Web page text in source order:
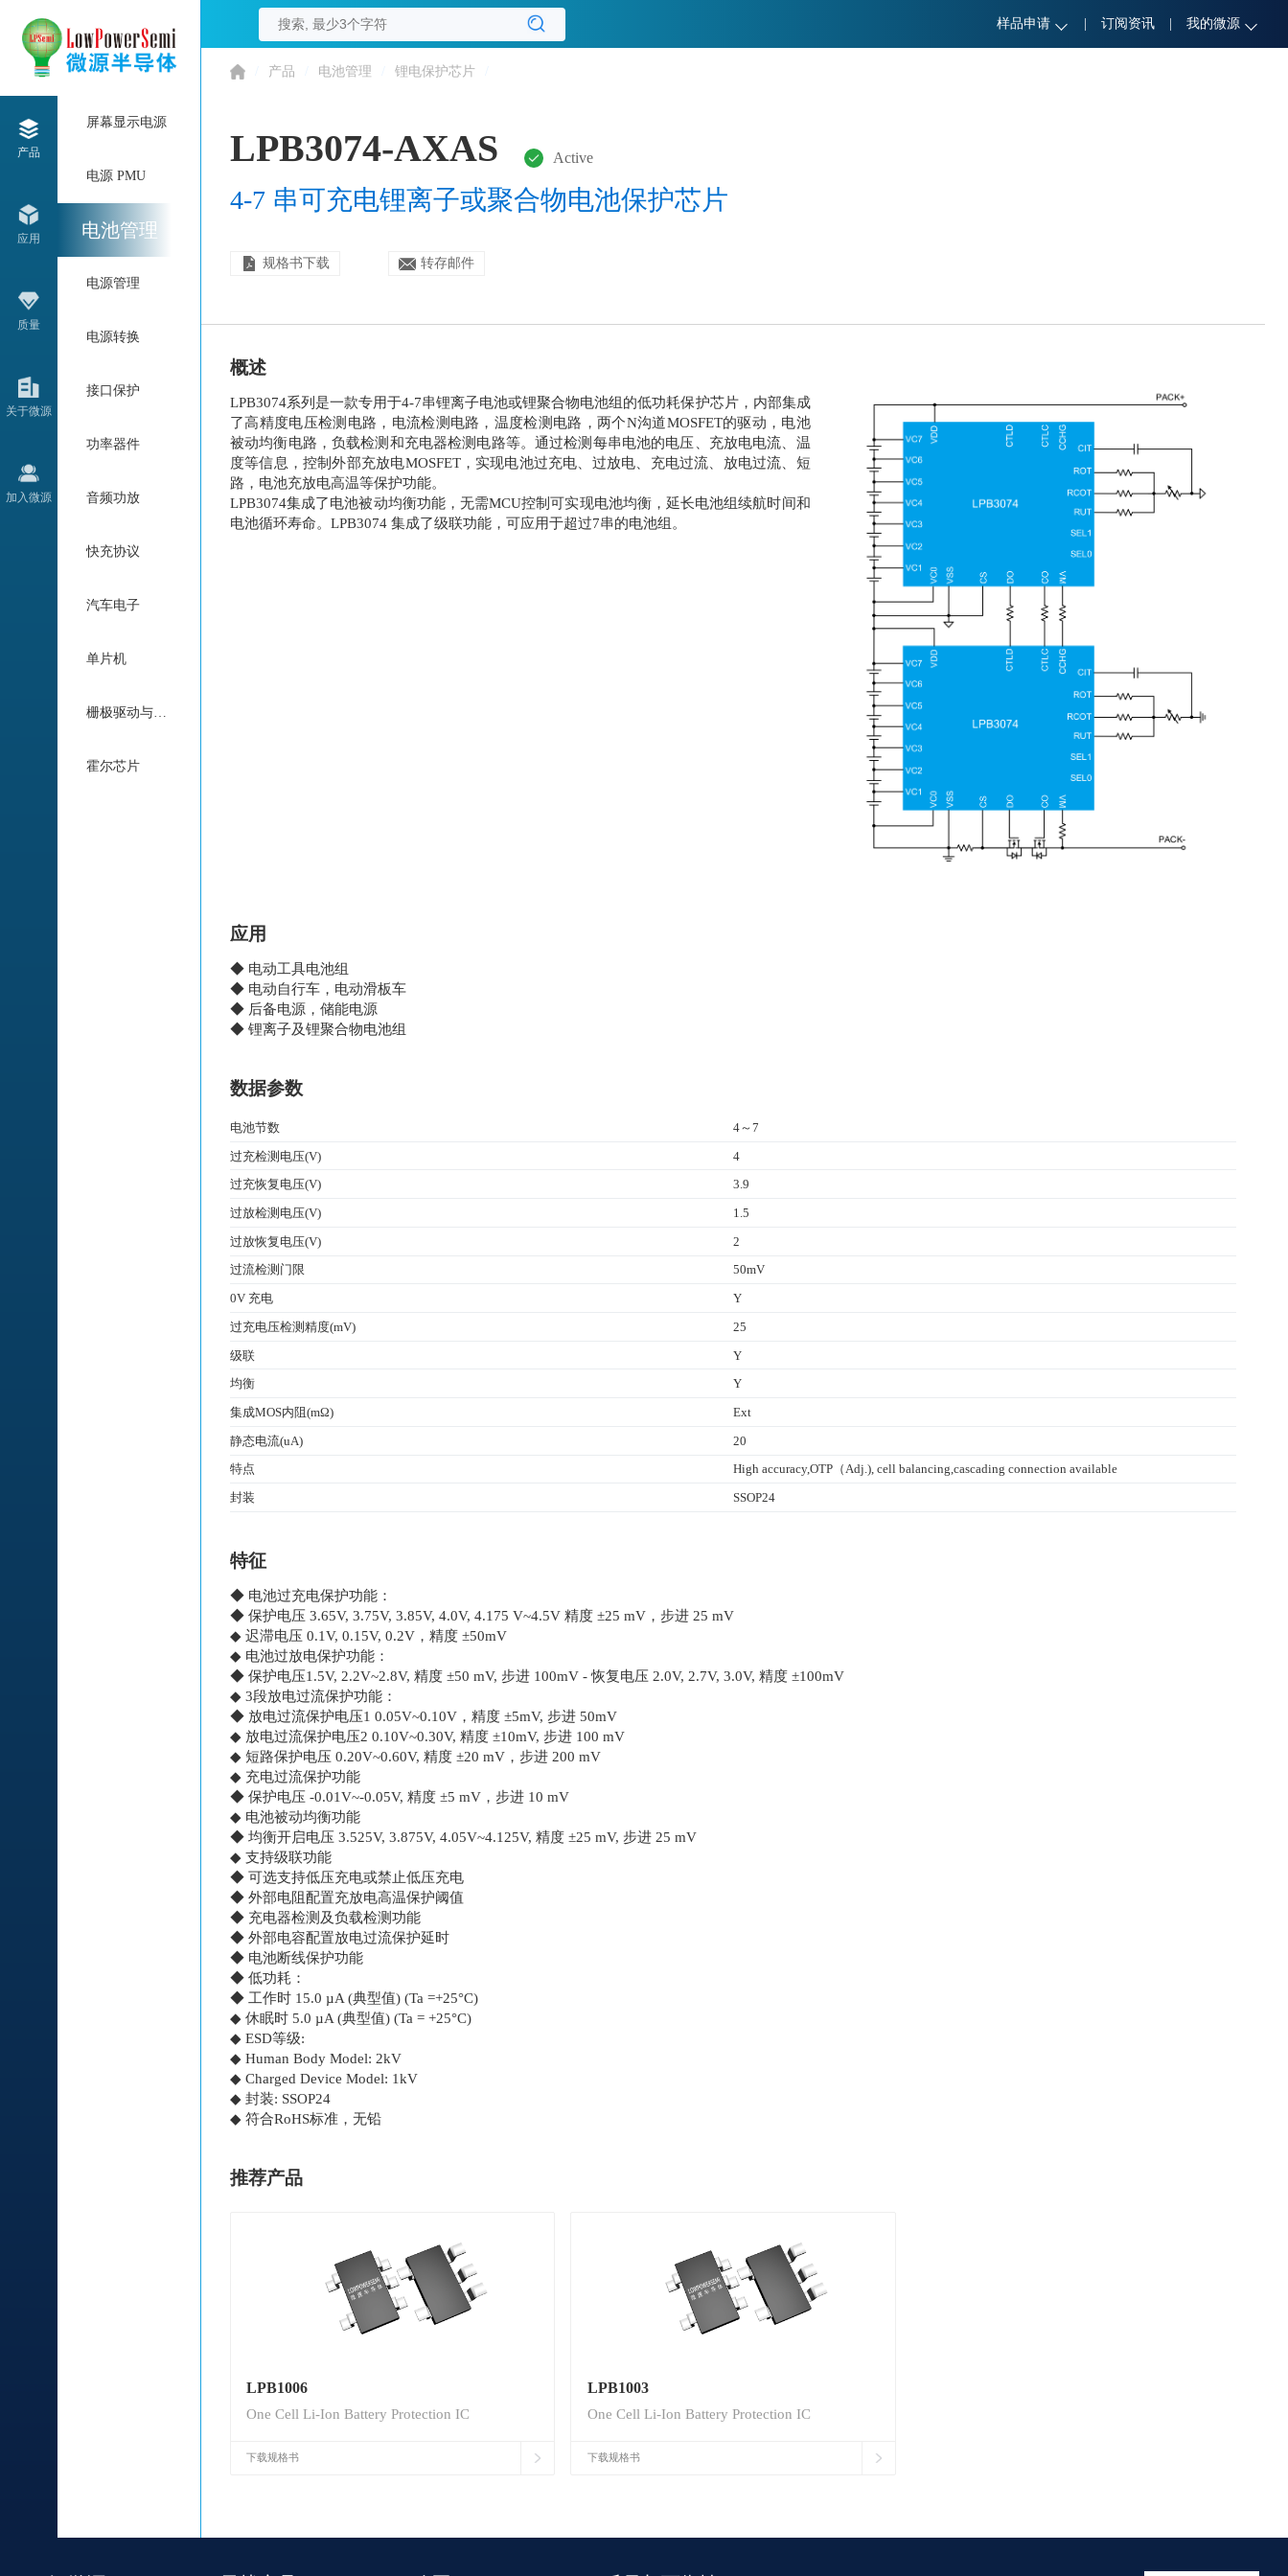
样品申请 订阅资讯 我的微源
产品
应用
质量
关于微源
加入微源
屏幕显示电源
电源 PMU
电池管理
电源管理
电源转换
接口保护
功率器件
音频功放
快充协议
汽车电子
单片机
栅极驱动与电机驱动
霍尔芯片
产品 电池管理 锂电保护芯片
LPB3074-AXAS Active
4-7 串可充电锂离子或聚合物电池保护芯片
规格书下载 转存邮件
概述
LPB3074系列是一款专用于4-7串锂离子电池或锂聚合物电池组的低功耗保护芯片，内部集成
了高精度电压检测电路，电流检测电路，温度检测电路，两个N沟道MOSFET的驱动，电池
被动均衡电路，负载检测和充电器检测电路等。通过检测每串电池的电压、充放电电流、温
度等信息，控制外部充放电MOSFET，实现电池过充电、过放电、充电过流、放电过流、短
路，电池充放电高温等保护功能。
LPB3074集成了电池被动均衡功能，无需MCU控制可实现电池均衡，延长电池组续航时间和
电池循环寿命。LPB3074 集成了级联功能，可应用于超过7串的电池组。
应用
◆ 电动工具电池组
◆ 电动自行车，电动滑板车
◆ 后备电源，储能电源
◆ 锂离子及锂聚合物电池组
数据参数
电池节数
4～7
过充检测电压(V)
4
过充恢复电压(V)
3.9
过放检测电压(V)
1.5
过放恢复电压(V)
2
过流检测门限
50mV
0V 充电
Y
过充电压检测精度(mV)
25
级联
Y
均衡
Y
集成MOS内阻(mΩ)
Ext
静态电流(uA)
20
特点
High accuracy,OTP（Adj.), cell balancing,cascading connection available
封装
SSOP24
特征
◆ 电池过充电保护功能：
◆ 保护电压 3.65V, 3.75V, 3.85V, 4.0V, 4.175 V~4.5V 精度 ±25 mV，步进 25 mV
◆ 迟滞电压 0.1V, 0.15V, 0.2V，精度 ±50mV
◆ 电池过放电保护功能：
◆ 保护电压1.5V, 2.2V~2.8V, 精度 ±50 mV, 步进 100mV - 恢复电压 2.0V, 2.7V, 3.0V, 精度 ±100mV
◆ 3段放电过流保护功能：
◆ 放电过流保护电压1 0.05V~0.10V，精度 ±5mV, 步进 50mV
◆ 放电过流保护电压2 0.10V~0.30V, 精度 ±10mV, 步进 100 mV
◆ 短路保护电压 0.20V~0.60V, 精度 ±20 mV，步进 200 mV
◆ 充电过流保护功能
◆ 保护电压 -0.01V~-0.05V, 精度 ±5 mV，步进 10 mV
◆ 电池被动均衡功能
◆ 均衡开启电压 3.525V, 3.875V, 4.05V~4.125V, 精度 ±25 mV, 步进 25 mV
◆ 支持级联功能
◆ 可选支持低压充电或禁止低压充电
◆ 外部电阻配置充放电高温保护阈值
◆ 充电器检测及负载检测功能
◆ 外部电容配置放电过流保护延时
◆ 电池断线保护功能
◆ 低功耗：
◆ 工作时 15.0 µA (典型值) (Ta =+25°C)
◆ 休眠时 5.0 µA (典型值) (Ta = +25°C)
◆ ESD等级:
◆ Human Body Model: 2kV
◆ Charged Device Model: 1kV
◆ 封装: SSOP24
◆ 符合RoHS标准，无铅
推荐产品
LPB1006
One Cell Li-Ion Battery Protection IC
下载规格书
LPB1003
One Cell Li-Ion Battery Protection IC
下载规格书